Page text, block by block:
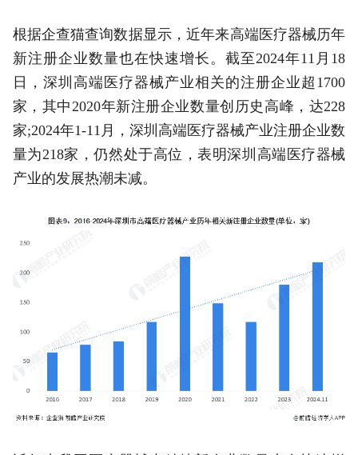
根据企查猫查询数据显示，近年来高端医疗器械历年
新注册企业数量也在快速增长。截至2024年11月18
日，深圳高端医疗器械产业相关的注册企业超1700
家，其中2020年新注册企业数量创历史高峰，达228
家;2024年1-11月，深圳高端医疗器械产业注册企业数
量为218家，仍然处于高位，表明深圳高端医疗器械
产业的发展热潮未减。